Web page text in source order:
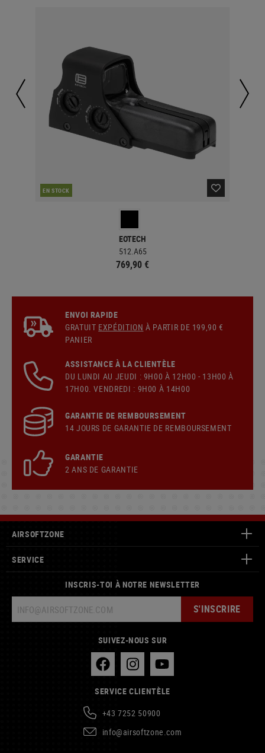
EN STOCK
EOTECH
512.A65
769,90 €
ENVOI RAPIDE
GRATUIT EXPÉDITION À PARTIR DE 199,90 €
PANIER
ASSISTANCE À LA CLIENTÈLE
DU LUNDI AU JEUDI : 9H00 À 12H00 - 13H00 À
17H00. VENDREDI : 9H00 À 14H00
GARANTIE DE REMBOURSEMENT
14 JOURS DE GARANTIE DE REMBOURSEMENT
GARANTIE
2 ANS DE GARANTIE
AIRSOFTZONE
SERVICE
INSCRIS-TOI À NOTRE NEWSLETTER
S'INSCRIRE
SUIVEZ-NOUS SUR
SERVICE CLIENTÈLE
+43 7252 50900
info@airsoftzone.com